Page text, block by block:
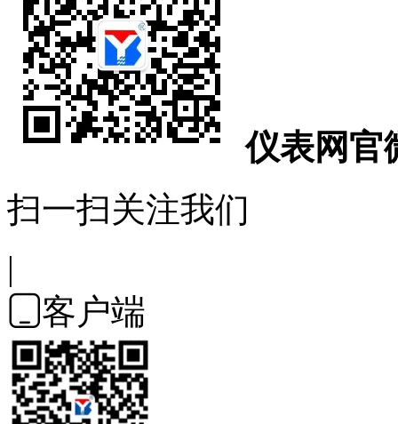
仪表网官
扫一扫关注我们
|
客户端